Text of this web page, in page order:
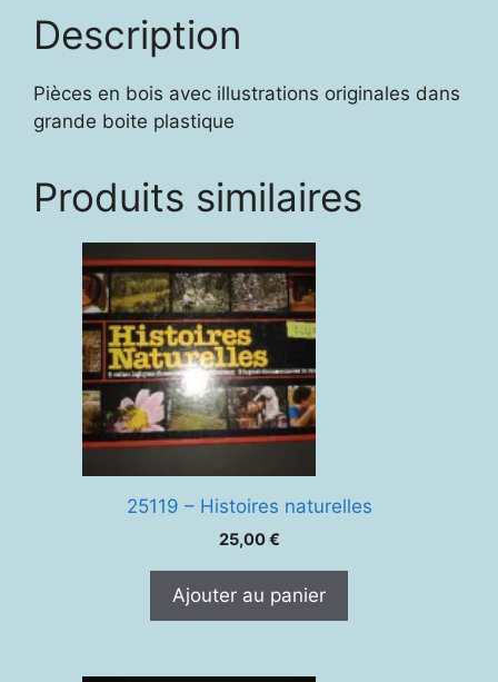
et
Gioco
Description
Pièces en bois avec illustrations originales dans
grande boite plastique
Produits similaires
25119 – Histoires naturelles
25,00€
Ajouter au panier